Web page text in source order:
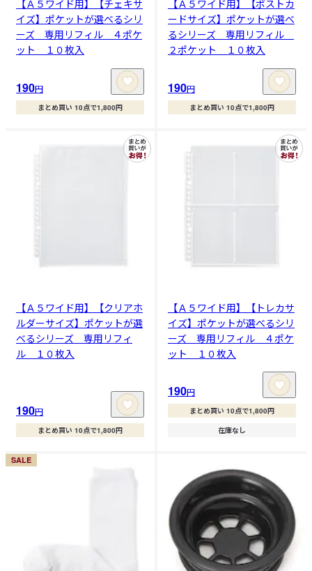
【Ａ５ワイド用】【チェキサ
イズ】ポケットが選べるシリ
ーズ 専用リフィル ４ポケ
ット １０枚入
190円
まとめ買い 10点で1,800円
【Ａ５ワイド用】【ポストカ
ードサイズ】ポケットが選べ
るシリーズ 専用リフィル
２ポケット １０枚入
190円
まとめ買い 10点で1,800円
【Ａ５ワイド用】【クリアホ
ルダーサイズ】ポケットが選
べるシリーズ 専用リフィ
ル １０枚入
190円
まとめ買い 10点で1,800円
【Ａ５ワイド用】【トレカサ
イズ】ポケットが選べるシリ
ーズ 専用リフィル ４ポケ
ット １０枚入
190円
まとめ買い 10点で1,800円
在庫なし
SALE